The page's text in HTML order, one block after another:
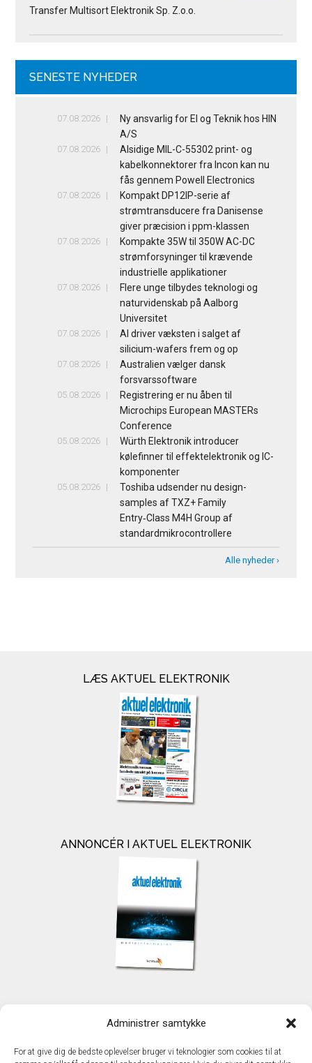
Administrer samtykke
For at give dig de bedste oplevelser bruger vi teknologier som cookies til at
Transfer Multisort Elektronik Sp. Z.o.o.
SENESTE NYHEDER
07.08.2026
Ny ansvarlig for El og Teknik hos HIN
A/S
07.08.2026
Alsidige MIL-C-55302 print- og
kabelkonnektorer fra Incon kan nu
fås gennem Powell Electronics
07.08.2026
Kompakt DP12IP-serie af
strømtransducere fra Danisense
giver præcision i ppm-klassen
07.08.2026
Kompakte 35W til 350W AC-DC
strømforsyninger til krævende
industrielle applikationer
07.08.2026
Flere unge tilbydes teknologi og
naturvidenskab på Aalborg
Universitet
07.08.2026
AI driver væksten i salget af
silicium-wafers frem og op
07.08.2026
Australien vælger dansk
forsvarssoftware
05.08.2026
Registrering er nu åben til
Microchips European MASTERs
Conference
05.08.2026
Würth Elektronik introducer
kølefinner til effektelektronik og IC-
komponenter
05.08.2026
Toshiba udsender nu design-
samples af TXZ+ Family
Entry‑Class M4H Group af
standardmikrocontrollere
Alle nyheder ›
LÆS AKTUEL ELEKTRONIK
ANNONCÉR I AKTUEL ELEKTRONIK
TechMedia A/S
DK - 2600 Glostrup